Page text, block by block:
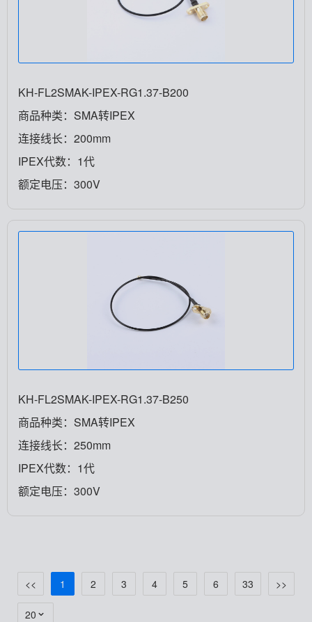
KH-FL2SMAK-IPEX-RG1.37-B200
商品种类：SMA转IPEX
连接线长：200mm
IPEX代数：1代
额定电压：300V
KH-FL2SMAK-IPEX-RG1.37-B250
商品种类：SMA转IPEX
连接线长：250mm
IPEX代数：1代
额定电压：300V
<< 1 2 3 4 5 6 33 >>
20